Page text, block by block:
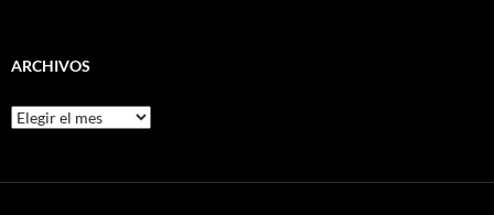
ARCHIVOS
Archivos